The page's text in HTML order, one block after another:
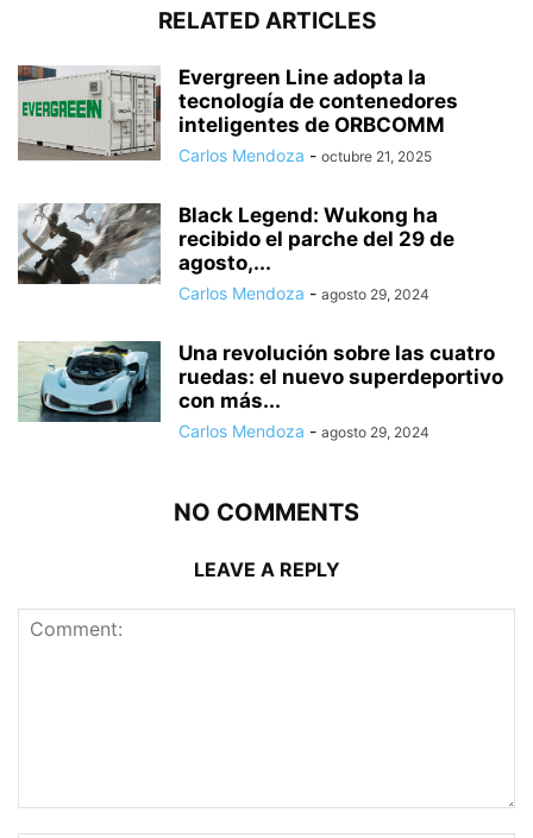
RELATED ARTICLES
Evergreen Line adopta la
tecnología de contenedores
inteligentes de ORBCOMM
Carlos Mendoza - octubre 21, 2025
Black Legend: Wukong ha
recibido el parche del 29 de
agosto,...
Carlos Mendoza - agosto 29, 2024
Una revolución sobre las cuatro
ruedas: el nuevo superdeportivo
con más...
Carlos Mendoza - agosto 29, 2024
NO COMMENTS
LEAVE A REPLY